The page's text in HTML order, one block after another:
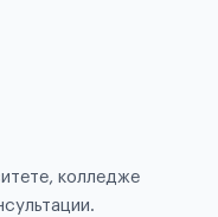
колледже